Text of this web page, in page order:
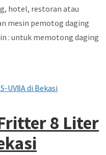
hotel, restoran atau
mesin pemotog daging
: untuk memotong daging
8 Liter